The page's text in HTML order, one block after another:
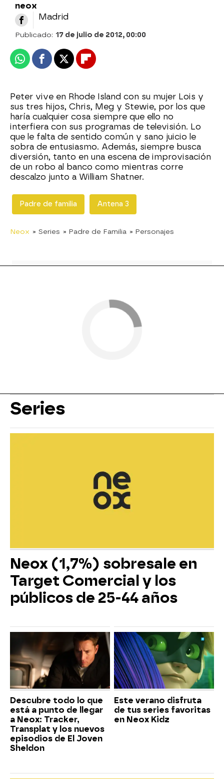
neox
Madrid
Publicado: 17 de julio de 2012, 00:00
WhatsappFacebook
X Flipboard
Peter vive en Rhode Island con su mujer Lois y
sus tres hijos, Chris, Meg y Stewie, por los que
haría cualquier cosa siempre que ello no
interfiera con sus programas de televisión. Lo
que le falta de sentido común y sano juicio le
sobra de entusiasmo. Además, siempre busca
diversión, tanto en una escena de improvisación
de un robo al banco como mientras corre
descalzo junto a William Shatner.
Padre de familia Antena 3
Neox » Series » Padre de Familia » Personajes
Series
Neox (1,7%) sobresale en
Target Comercial y los
públicos de 25-44 años
Descubre todo lo que
está a punto de llegar
a Neox: Tracker,
Transplat y los nuevos
episodios de El Joven
Sheldon
Este verano disfruta
de tus series favoritas
en Neox Kidz